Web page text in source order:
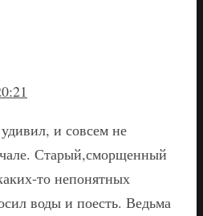
и совсем не
Старый,сморщенный
то непонятных
воды и поесть. Ведьма